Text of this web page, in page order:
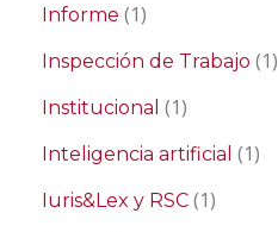
Informe (1)
Inspección de Trabajo (1)
Institucional (1)
Inteligencia artificial (1)
Iuris&Lex y RSC (1)